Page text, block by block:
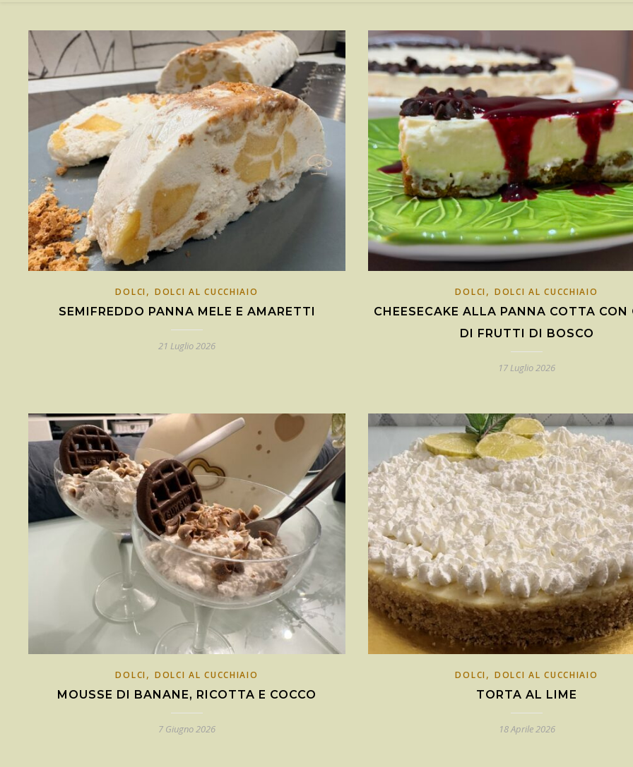
DOLCI, DOLCI AL CUCCHIAIO
SEMIFREDDO PANNA MELE E AMARETTI
21 Luglio 2026
DOLCI, DOLCI AL CUCCHIAIO
CHEESECAKE ALLA PANNA COTTA CON
DI FRUTTI DI BOSCO
17 Luglio 2026
DOLCI, DOLCI AL CUCCHIAIO
MOUSSE DI BANANE, RICOTTA E COCCO
7 Giugno 2026
DOLCI, DOLCI AL CUCCHIAIO
TORTA AL LIME
18 Aprile 2026